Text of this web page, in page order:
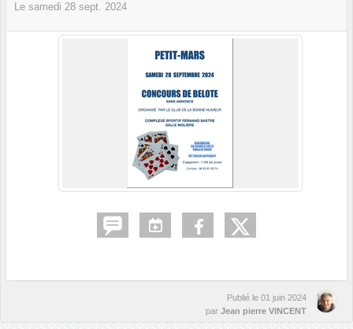
Le samedi 28 sept. 2024
Publié le 01 juin 2024
par Jean pierre VINCENT